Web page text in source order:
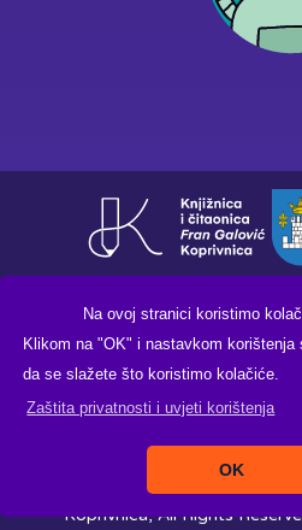
Na ovoj stranici koristimo
Klikom na "OK" i nastavkom korištenja
da se slažete što koristimo kolačiće.
Zaštita privatnosti i uvjeti korištenja
OK
Financirano sredstvima Ministarstva kulture
Copyright ©2026. Knjižnica i
Koprivnica, All Rights